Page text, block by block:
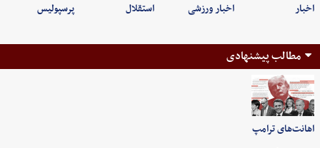
اخبار اخبار ورزشی استقلال پرسپولیس
مطالب پیشنهادی
اهانت‌های ترامپ